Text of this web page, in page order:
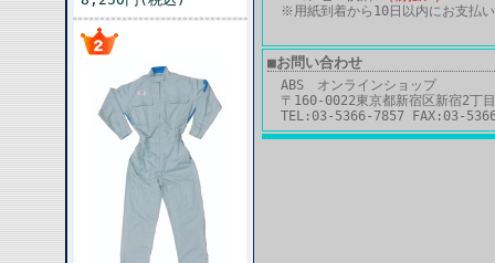
※用紙到着から10日以内にお支払
■お問い合わせ
ABS オンラインショップ
〒160-0022東京都新宿区新宿2丁
TEL:03-5366-7857 FAX:03-